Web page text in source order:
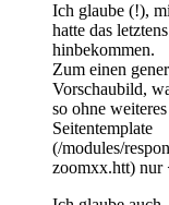
Ich glaube (!),
hatte das
hinbekommen.
Zum einen
Vorschaubild,
so ohne
Seitentemplate
(/modules/
zoomxx.htt) nur